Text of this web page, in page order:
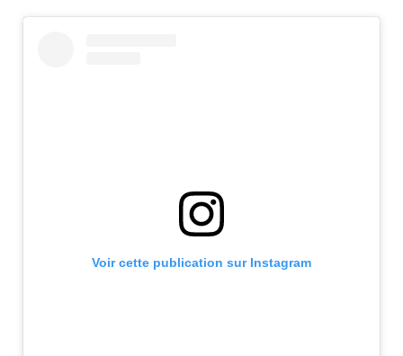
Voir cette publication sur Instagram